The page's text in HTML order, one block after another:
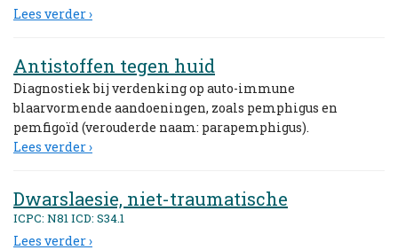
Lees verder ›
Antistoffen tegen huid
Diagnostiek bij verdenking op auto-immune
blaarvormende aandoeningen, zoals pemphigus en
pemfigoïd (verouderde naam: parapemphigus).
Lees verder ›
Dwarslaesie, niet-traumatische
ICPC: N81 ICD: S34.1
Lees verder ›